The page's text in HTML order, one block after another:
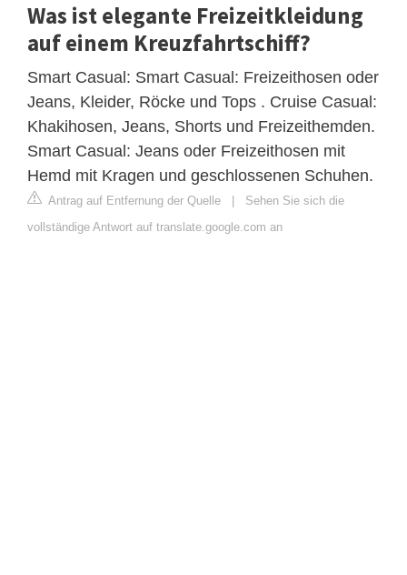
Was ist elegante Freizeitkleidung
auf einem Kreuzfahrtschiff?
Smart Casual: Smart Casual: Freizeithosen oder
Jeans, Kleider, Röcke und Tops . Cruise Casual:
Khakihosen, Jeans, Shorts und Freizeithemden.
Smart Casual: Jeans oder Freizeithosen mit
Hemd mit Kragen und geschlossenen Schuhen.
Antrag auf Entfernung der Quelle
Sehen Sie sich die
vollständige Antwort auf translate.google.com an